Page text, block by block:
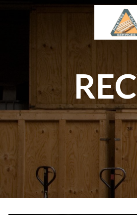
Panneau de gestion des cookies